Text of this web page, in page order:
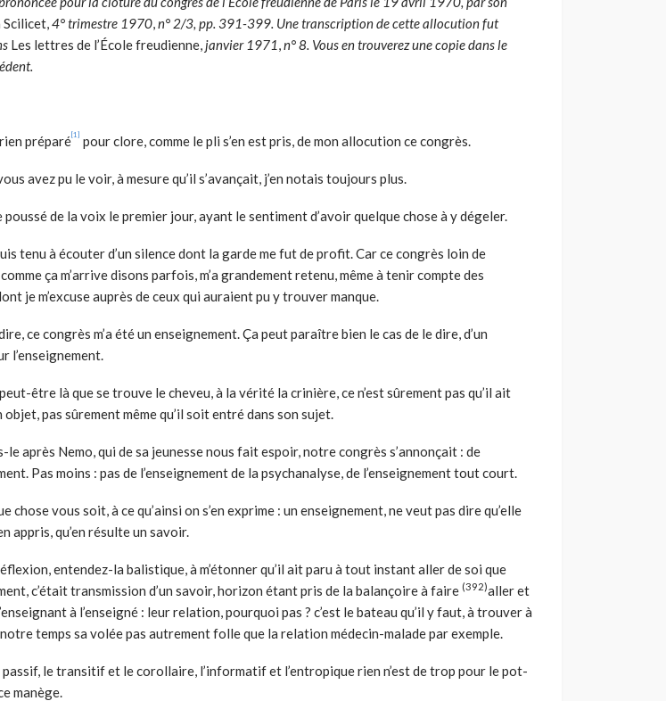
Scilicet,4° trimestre 1970,n° 2/3, pp. 391-399. Une transcription de cette allocution fut
Les lettres de l’École freudienne,janvier 1971,n° 8. Vous en trouverez une copie dans le
rien préparé[1] pour clore, comme le pli s’en est pris, de mon allocution ce congrès.
avez pu le voir, à mesure qu’il s’avançait, j’en notais toujours plus.
poussé de la voix le premier jour, ayant le sentiment d’avoir quelque chose à y dégeler.
tenu à écouter d’un silence dont la garde me fut de profit. Car ce congrès loin de
comme ça m’arrive disons parfois, m’a grandement retenu, même à tenir compte des
je m’excuse auprès de ceux qui auraient pu y trouver manque.
ce congrès m’a été un enseignement. Ça peut paraître bien le cas de le dire, d’un
l’enseignement.
être là que se trouve le cheveu, à la vérité la crinière, ce n’est sûrement pas qu’il ait
pas sûrement même qu’il soit entré dans son sujet.
le après Nemo, qui de sa jeunesse nous fait espoir, notre congrès s’annonçait : de
Pas moins : pas de l’enseignement de la psychanalyse, de l’enseignement tout court.
chose vous soit, à ce qu’ainsi on s’en exprime : un enseignement, ne veut pas dire qu’elle
appris, qu’en résulte un savoir.
entendez-la balistique, à m’étonner qu’il ait paru à tout instant aller de soi que
c’était transmission d’un savoir, horizon étant pris de la balançoire à faire (392)aller et
à l’enseigné : leur relation, pourquoi pas ? c’est le bateau qu’il y faut, à trouver à
temps sa volée pas autrement folle que la relation médecin-malade par exemple.
passif, le transitif et le corollaire, l’informatif et l’entropique rien n’est de trop pour le pot-
manège.